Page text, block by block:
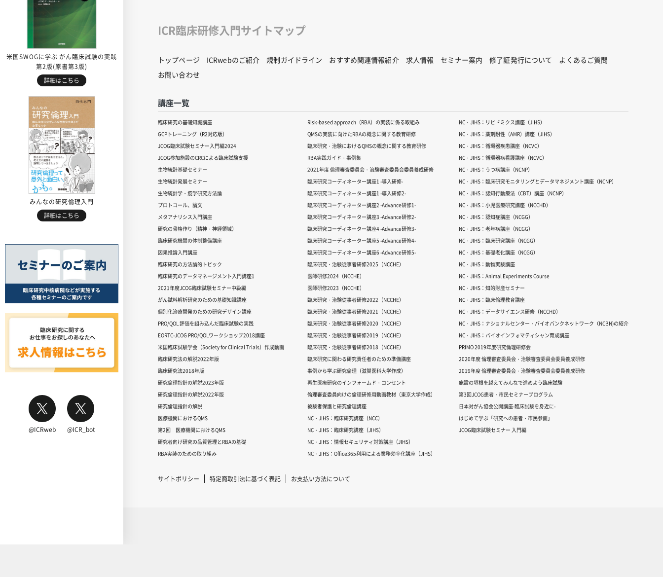
米国SWOGに学ぶ がん臨床試験の実践
第2版(原書第3版)
詳細はこちら
みんなの研究倫理入門
詳細はこちら
@ICRweb @ICR_bot
ICR臨床研修入門サイトマップ
トップページ ICRwebのご紹介 規制ガイドライン おすすめ関連情報紹介 求人情報 セミナー案内 修了証発行について
よくあるご質問
お問い合わせ
講座一覧
臨床研究の基礎知識講座
GCPトレーニング（R2対応版）
JCOG臨床試験セミナー入門編2024
JCOG参加施設のCRCによる臨床試験支援
生物統計基礎セミナー
生物統計発展セミナー
生物統計学・疫学研究方法論
プロトコール、論文
メタアナリシス入門講座
研究の骨格作り（精神・神経領域）
臨床研究機関の体制整備講座
因果推論入門講座
臨床研究の方法論的トピック
臨床研究のデータマネージメント入門講座1
2021年度JCOG臨床試験セミナー中級編
がん試料解析研究のための基礎知識講座
個別化治療開発のための研究デザイン講座
PRO/QOL 評価を組み込んだ臨床試験の実践
EORTC-JCOG PRO/QOLワークショップ2018講座
米国臨床試験学会（Society for Clinical Trials）作成動画
臨床研究法の解説2022年版
臨床研究法2018年版
研究倫理指針の解説2023年版
研究倫理指針の解説2022年版
研究倫理指針の解説
医療機関におけるQMS
第2回 医療機関におけるQMS
研究者向け研究の品質管理とRBAの基礎
RBA実装のための取り組み
Risk-based approach（RBA）の実装に係る取組み
QMSの実装に向けたRBAの概念に関する教育研修
臨床研究・治験におけるQMSの概念に関する教育研修
RBA実践ガイド・事例集
2021年度 倫理審査委員会・治験審査委員会委員養成研修
臨床研究コーディネーター講座1 -導入研修-
臨床研究コーディネーター講座1 -導入研修2-
臨床研究コーディネーター講座2 -Advance研修1-
臨床研究コーディネーター講座3 -Advance研修2-
臨床研究コーディネーター講座4 -Advance研修3-
臨床研究コーディネーター講座5 -Advance研修4-
臨床研究コーディネーター講座6 -Advance研修5-
臨床研究・治験従事者研修2025（NCCHE）
医師研修2024（NCCHE）
医師研修2023（NCCHE）
臨床研究・治験従事者研修2022（NCCHE）
臨床研究・治験従事者研修2021（NCCHE）
臨床研究・治験従事者研修2020（NCCHE）
臨床研究・治験従事者研修2019（NCCHE）
臨床研究・治験従事者研修2018（NCCHE）
臨床研究に関わる研究責任者のための準備講座
事例から学ぶ研究倫理（滋賀医科大学作成）
再生医療研究のインフォームド・コンセント
倫理審査委員向けの倫理研修用動画教材（東京大学作成）
被験者保護と研究倫理講座
NC・JIHS：臨床研究講座（NCC）
NC・JIHS：臨床研究講座（JIHS）
NC・JIHS：情報セキュリティ対策講座（JIHS）
NC・JIHS：Office365利用による業務効率化講座（JIHS）
NC・JIHS：リピドミクス講座（JIHS）
NC・JIHS：薬剤耐性（AMR）講座（JIHS）
NC・JIHS：循環器疾患講座（NCVC）
NC・JIHS：循環器病看護講座（NCVC）
NC・JIHS：うつ病講座（NCNP）
NC・JIHS：臨床研究モニタリングとデータマネジメント講座（NCNP）
NC・JIHS：認知行動療法（CBT）講座（NCNP）
NC・JIHS：小児医療研究講座（NCCHD）
NC・JIHS：認知症講座（NCGG）
NC・JIHS：老年病講座（NCGG）
NC・JIHS：臨床研究講座（NCGG）
NC・JIHS：基礎老化講座（NCGG）
NC・JIHS：動物実験講座
NC・JIHS：Animal Experiments Course
NC・JIHS：知的財産セミナー
NC・JIHS：臨床倫理教育講座
NC・JIHS：データサイエンス研修（NCCHD）
NC・JIHS：ナショナルセンター・バイオバンクネットワーク（NCBN)の紹介
NC・JIHS：バイオインフォマティシャン育成講座
PRIMO 2019年度研究倫理研修会
2020年度 倫理審査委員会・治験審査委員会委員養成研修
2019年度 倫理審査委員会・治験審査委員会委員養成研修
施設の垣根を越えてみんなで進めよう臨床試験
第3回JCOG患者・市民セミナープログラム
日本対がん協会公開講座-臨床試験を身近に-
はじめて学ぶ「研究への患者・市民参画」
JCOG臨床試験セミナー 入門編
サイトポリシー 特定商取引法に基づく表記 お支払い方法について